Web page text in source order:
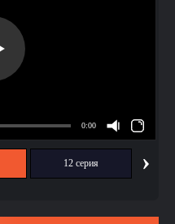
12 серия ›